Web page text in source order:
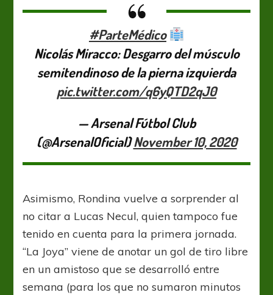
#ParteMédico
Nicolás Miracco: Desgarro del músculo
semitendinoso de la pierna izquierda
pic.twitter.com/q6yQTD2qJ0
— Arsenal Fútbol Club
(@ArsenalOficial)November 10, 2020
Asimismo, Rondina vuelve a sorprender al
no citar a Lucas Necul, quien tampoco fue
tenido en cuenta para la primera jornada.
“La Joya” viene de anotar un gol de tiro libre
en un amistoso que se desarrolló entre
semana (para los que no sumaron minutos